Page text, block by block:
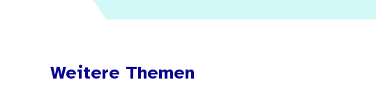
Weitere Themen